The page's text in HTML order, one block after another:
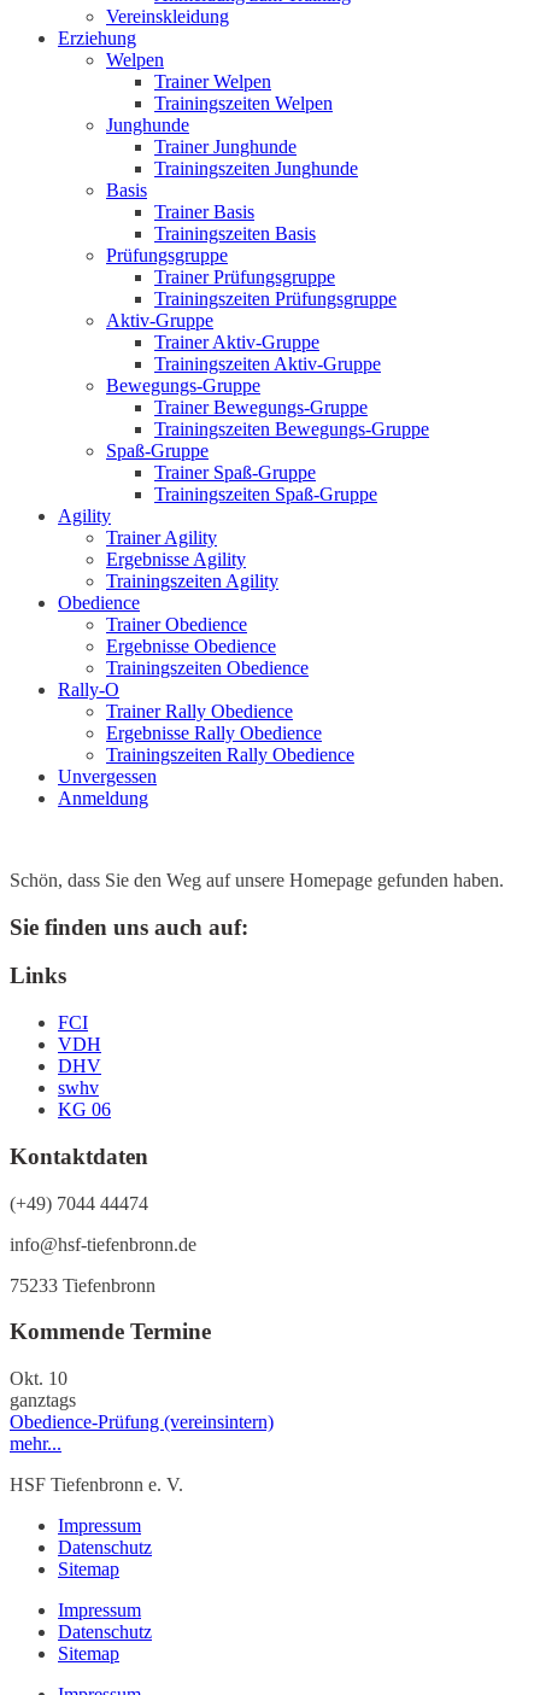
Vereinskleidung
Erziehung
Welpen
Trainer Welpen
Trainingszeiten Welpen
Junghunde
Trainer Junghunde
Trainingszeiten Junghunde
Basis
Trainer Basis
Trainingszeiten Basis
Prüfungsgruppe
Trainer Prüfungsgruppe
Trainingszeiten Prüfungsgruppe
Aktiv-Gruppe
Trainer Aktiv-Gruppe
Trainingszeiten Aktiv-Gruppe
Bewegungs-Gruppe
Trainer Bewegungs-Gruppe
Trainingszeiten Bewegungs-Gruppe
Spaß-Gruppe
Trainer Spaß-Gruppe
Trainingszeiten Spaß-Gruppe
Agility
Trainer Agility
Ergebnisse Agility
Trainingszeiten Agility
Obedience
Trainer Obedience
Ergebnisse Obedience
Trainingszeiten Obedience
Rally-O
Trainer Rally Obedience
Ergebnisse Rally Obedience
Trainingszeiten Rally Obedience
Unvergessen
Anmeldung
Schön, dass Sie den Weg auf unsere Homepage gefunden haben.
Sie finden uns auch auf:
Links
FCI
VDH
DHV
swhv
KG 06
Kontaktdaten
(+49) 7044 44474
info@hsf-tiefenbronn.de
75233 Tiefenbronn
Kommende Termine
Okt. 10
ganztags
Obedience-Prüfung (vereinsintern)
mehr...
HSF Tiefenbronn e. V.
Impressum
Datenschutz
Sitemap
Impressum
Datenschutz
Sitemap